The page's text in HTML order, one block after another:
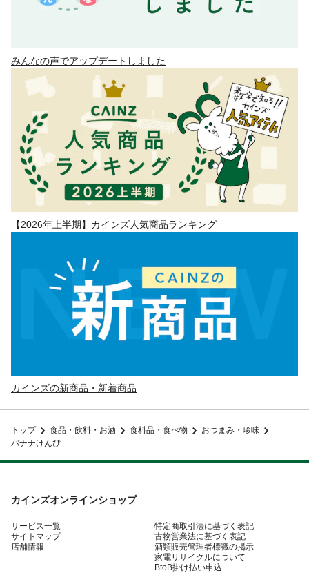
みんなの声でアップデートしました
【2026年上半期】カインズ人気商品ランキング
カインズの新商品・新着商品
トップ 食品・飲料・お酒 食料品・食べ物
おつまみ・珍味
バナナけんぴ
カインズオンラインショップ
サービス一覧
サイトマップ
店舗情報
特定商取引法に基づく表記
古物営業法に基づく表記
酒類販売管理者標識の掲示
家電リサイクルについて
BtoB掛け払い申込